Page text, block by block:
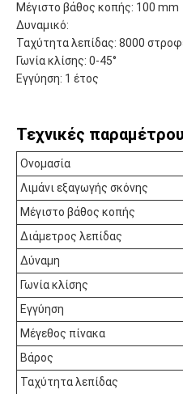
Μέγιστο βάθος κοπής: 100 mm
Δυναμικό:
Ταχύτητα λεπίδας: 8000
Γωνία κλίσης: 0-45°
Εγγύηση: 1 έτος
Τεχνικές
Ονομασία
Λιμάνι εξαγωγής σκόνης
Μέγιστο βάθος κοπής
Διάμετρος λεπίδας
Δύναμη
Γωνία κλίσης
Εγγύηση
Μέγεθος πίνακα
Βάρος
Ταχύτητα λεπίδας